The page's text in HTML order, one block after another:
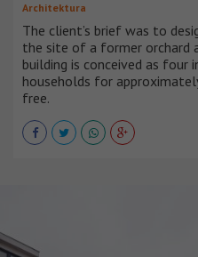
Architektura
The client’s brief was to
the site of a former orchard
building is conceived as four
households for
free.